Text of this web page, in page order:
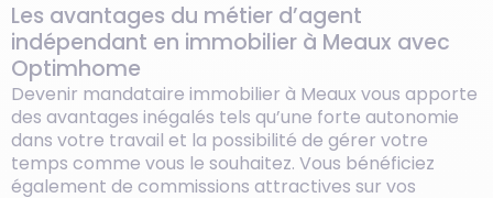
Les avantages du métier d’agent
indépendant en immobilier à Meaux avec
Optimhome
Devenir mandataire immobilier à Meaux vous apporte
des avantages inégalés tels qu’une forte autonomie
dans votre travail et la possibilité de gérer votre
temps comme vous le souhaitez. Vous bénéficiez
également de commissions attractives sur vos